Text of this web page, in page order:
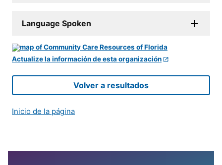
Language Spoken
Actualize la información de esta organización
Volver a resultados
Inicio de la página